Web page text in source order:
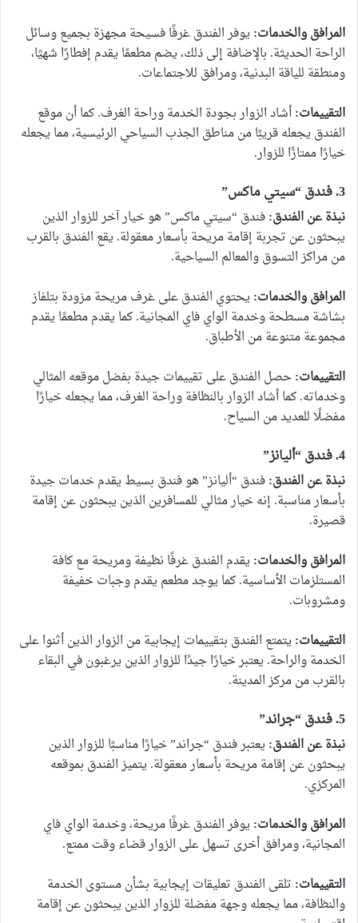
المرافق والخدمات:يوفر الفندق غرفًا فسيحة مجهزة بجميع وسائل
الراحة الحديثة. بالإضافة إلى ذلك، يضم مطعمًا يقدم إفطارًا شهيًا،
ومنطقة للياقة البدنية، ومرافق للاجتماعات.
التقييمات:أشاد الزوار بجودة الخدمة وراحة الغرف. كما أن موقع
الفندق يجعله قريبًا من مناطق الجذب السياحي الرئيسية، مما يجعله
خيارًا ممتازًا للزوار.
3. فندق “سيتي ماكس”
نبذة عن الفندق:فندق “سيتي ماكس” هو خيار آخر للزوار الذين
يبحثون عن تجربة إقامة مريحة بأسعار معقولة. يقع الفندق بالقرب
من مراكز التسوق والمعالم السياحية.
المرافق والخدمات:يحتوي الفندق على غرف مريحة مزودة بتلفاز
بشاشة مسطحة وخدمة الواي فاي المجانية. كما يقدم مطعمًا يقدم
مجموعة متنوعة من الأطباق.
التقييمات:حصل الفندق على تقييمات جيدة بفضل موقعه المثالي
وخدماته. كما أشاد الزوار بالنظافة وراحة الغرف، مما يجعله خيارًا
مفضلًا للعديد من السياح.
4. فندق “أليانز”
نبذة عن الفندق:فندق “أليانز” هو فندق بسيط يقدم خدمات جيدة
بأسعار مناسبة. إنه خيار مثالي للمسافرين الذين يبحثون عن إقامة
قصيرة.
المرافق والخدمات:يقدم الفندق غرفًا نظيفة ومريحة مع كافة
المستلزمات الأساسية. كما يوجد مطعم يقدم وجبات خفيفة
ومشروبات.
التقييمات:يتمتع الفندق بتقييمات إيجابية من الزوار الذين أثنوا على
الخدمة والراحة. يعتبر خيارًا جيدًا للزوار الذين يرغبون في البقاء
بالقرب من مركز المدينة.
5. فندق “جراند”
نبذة عن الفندق:يعتبر فندق “جراند” خيارًا مناسبًا للزوار الذين
يبحثون عن إقامة مريحة بأسعار معقولة. يتميز الفندق بموقعه
المركزي.
المرافق والخدمات:يوفر الفندق غرفًا مريحة، وخدمة الواي فاي
المجانية، ومرافق أخرى تسهل على الزوار قضاء وقت ممتع.
التقييمات: تلقى الفندق تعليقات إيجابية بشأن مستوى الخدمة
والنظافة، مما يجعله وجهة مفضلة للزوار الذين يبحثون عن إقامة